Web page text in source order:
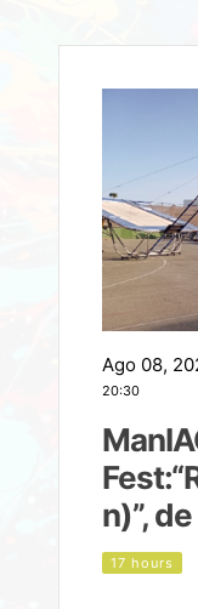
Ago 08,
20:30
n)”,
17 hours